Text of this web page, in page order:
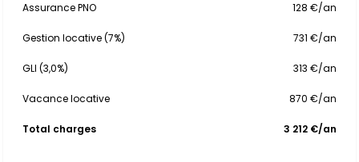
Assurance PNO 128 €/an
Gestion locative (7%) 731 €/an
GLI (3,0%) 313 €/an
Vacance locative 870 €/an
Total charges 3 212 €/an